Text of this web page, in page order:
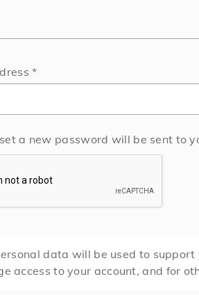
*Required
a new password will be sent to
data will be used to
access to your account, and for